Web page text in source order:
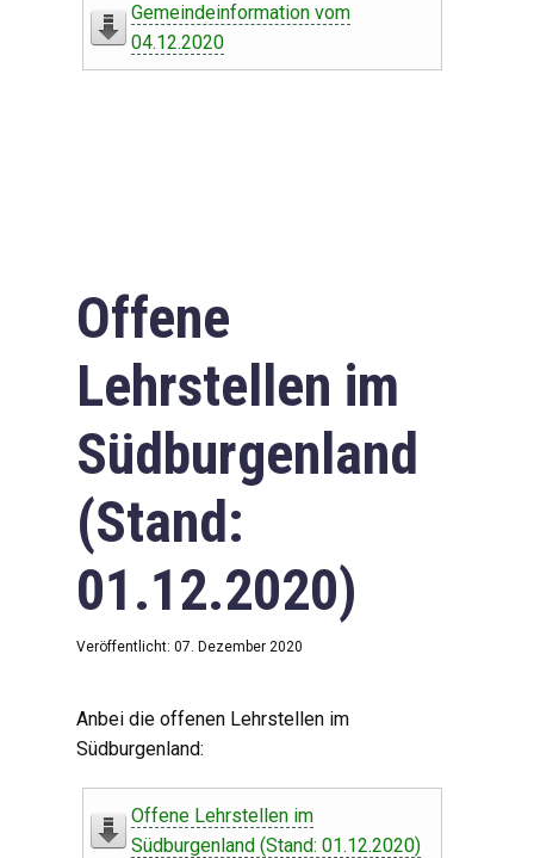
Gemeindeinformation vom
04.12.2020
Offene
Lehrstellen im
Südburgenland
(Stand:
01.12.2020)
Veröffentlicht: 07. Dezember 2020
Anbei die offenen Lehrstellen im
Südburgenland:
Offene Lehrstellen im
Südburgenland (Stand: 01.12.2020)